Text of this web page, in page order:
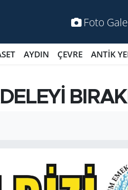
Foto
AYDIN ÇEVRE ANTİK